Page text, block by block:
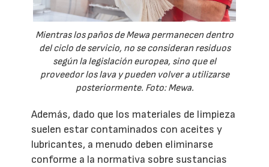
Mientras los paños de Mewa permanecen dentro
del ciclo de servicio, no se consideran residuos
según la legislación europea, sino que el
proveedor los lava y pueden volver a utilizarse
posteriormente. Foto: Mewa.
Además, dado que los materiales de limpieza
suelen estar contaminados con aceites y
lubricantes, a menudo deben eliminarse
conforme a la normativa sobre sustancias